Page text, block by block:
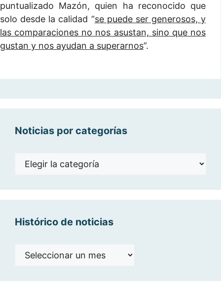
puntualizado Mazón, quien ha reconocido que
solo desde la calidad “se puede ser generosos, y
las comparaciones no nos asustan, sino que nos
gustan y nos ayudan a superarnos”.
Noticias por categorías
Noticias
Histórico de noticias
Histórico